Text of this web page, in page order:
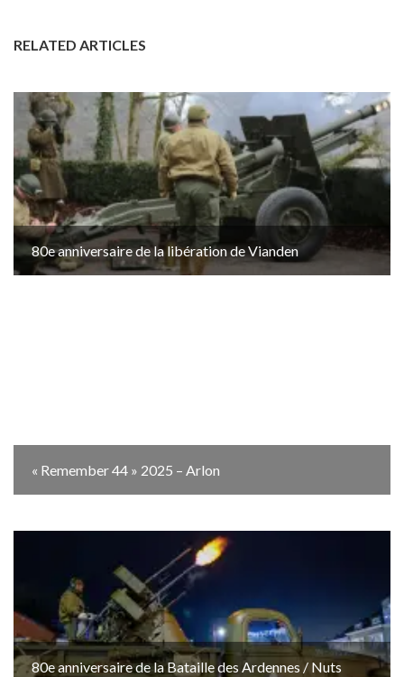
RELATED ARTICLES
80e anniversaire de la libération de Vianden
« Remember 44 » 2025 – Arlon
80e anniversaire de la Bataille des Ardennes / Nuts